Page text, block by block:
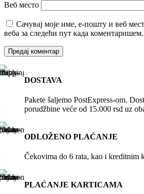
Веб место
Сачувај моје име, е-пошту и веб
веба за следећи пут када коментаришем.
DOSTAVA
Pakete šaljemo PostExpress-om.
porudžbine veće od 15.000 rsd uz
ODLOŽENO PLAĆANJE
Čekovima do 6 rata, kao i kreditnim
PLAĆANJE KARTICAMA